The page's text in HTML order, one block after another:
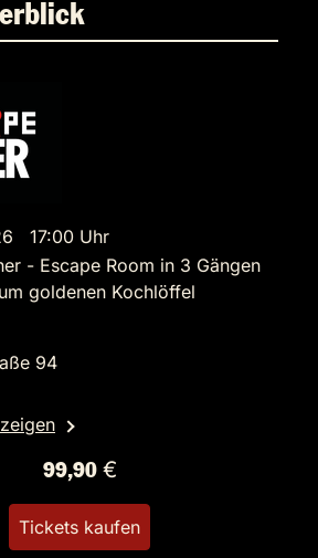
17:00 Uhr
- Escape Room in 3 Gängen
goldenen Kochlöffel
94
99,90 €
Tickets kaufen